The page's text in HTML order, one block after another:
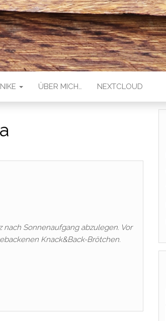
ÜBER MICH… NEXTCLOUD
nach Sonnenaufgang abzulegen. Vor
Knack&Back-Brötchen.